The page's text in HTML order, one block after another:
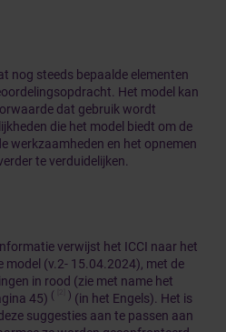
nog steeds bepaalde elementen
Het model kan
dat gebruik wordt
die het model biedt om de
werkzaamheden en het opnemen
te verduidelijken.
verwijst het ICCI naar het
model (v.2- 15.04.2024), met de
in rood (zie met name het
45) ( ) (in het Engels). Het is
suggesties aan te passen aan